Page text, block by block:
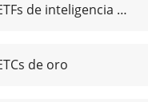
Comparación de ETFs de inteligencia artificial
de oro